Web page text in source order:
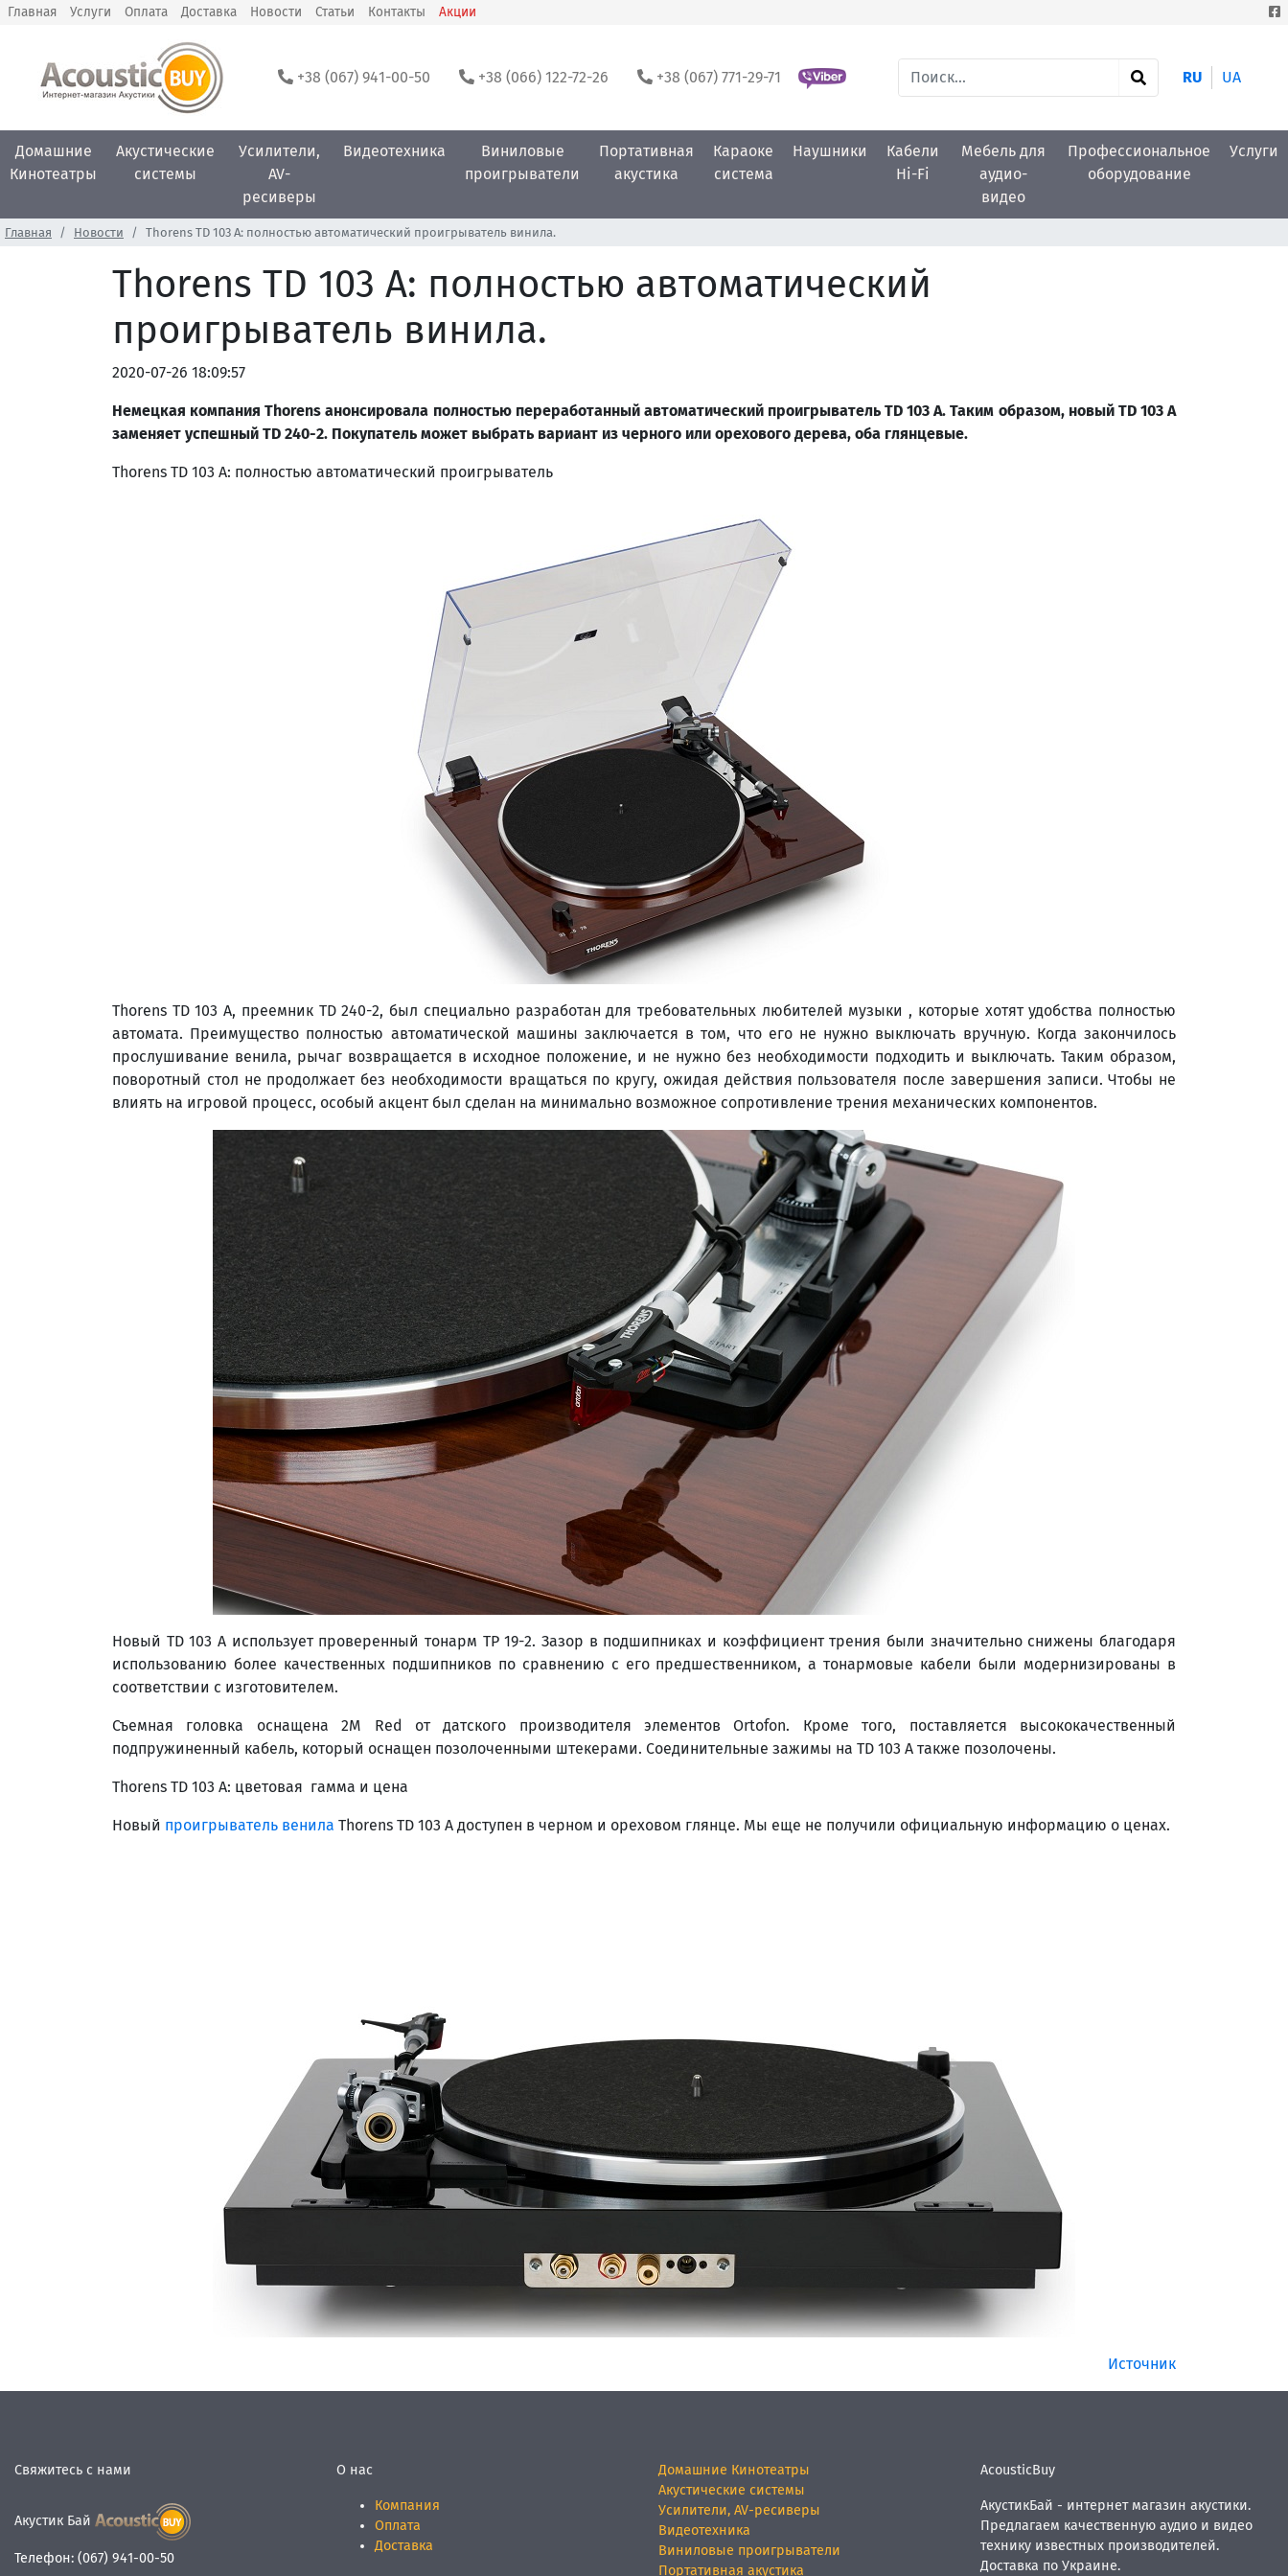
Главная Услуги Оплата Доставка Новости Статьи Контакты Акции
+38 (067) 941-00-50 +38 (066) 122-72-26 +38 (067) 771-29-71 RU UA
Домашние
Кинотеатры
Акустические
системы
Усилители,
AV-
ресиверы
Видеотехника
Виниловые
проигрыватели
Портативная
акустика
Караоке
система
Наушники
Кабели
Hi-Fi
Мебель для
аудио-
видео
Профессиональное
оборудование
Услуги
Главная Новости Thorens TD 103 A: полностью автоматический проигрыватель винила.
Thorens TD 103 A: полностью автоматический
проигрыватель винила.
2020-07-26 18:09:57
Немецкая компания Thorens анонсировала полностью переработанный автоматический проигрыватель TD 103 A. Таким образом, новый TD 103 A
заменяет успешный TD 240-2. Покупатель может выбрать вариант из черного или орехового дерева, оба глянцевые.
Thorens TD 103 A: полностью автоматический проигрыватель
Thorens TD 103 A, преемник TD 240-2, был специально разработан для требовательных любителей музыки , которые хотят удобства полностью
автомата. Преимущество полностью автоматической машины заключается в том, что его не нужно выключать вручную. Когда закончилось
прослушивание венила, рычаг возвращается в исходное положение, и не нужно без необходимости подходить и выключать. Таким образом,
поворотный стол не продолжает без необходимости вращаться по кругу, ожидая действия пользователя после завершения записи. Чтобы не
влиять на игровой процесс, особый акцент был сделан на минимально возможное сопротивление трения механических компонентов.
Новый TD 103 A использует проверенный тонарм TP 19-2. Зазор в подшипниках и коэффициент трения были значительно снижены благодаря
использованию более качественных подшипников по сравнению с его предшественником, а тонармовые кабели были модернизированы в
соответствии с изготовителем.
Съемная головка оснащена 2M Red от датского производителя элементов Ortofon. Кроме того, поставляется высококачественный
подпружиненный кабель, который оснащен позолоченными штекерами. Соединительные зажимы на TD 103 A также позолочены.
Thorens TD 103 A: цветовая гамма и цена
Новый проигрыватель венила Thorens TD 103 A доступен в черном и ореховом глянце. Мы еще не получили официальную информацию о ценах.
Источник
Свяжитесь с нами
Акустик Бай
Телефон: (067) 941-00-50
О нас
Компания
Оплата
Доставка
Домашние Кинотеатры
Акустические системы
Усилители, AV-ресиверы
Видеотехника
Виниловые проигрыватели
Портативная акустика
AcousticBuy
АкустикБай - интернет магазин акустики.
Предлагаем качественную аудио и видео
технику известных производителей.
Доставка по Украине.